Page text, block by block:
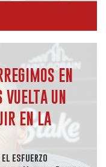
EN
UN
EN LA
el esfuerzo